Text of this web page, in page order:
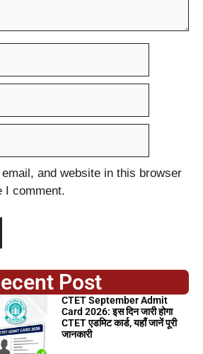
and website in this browser
I comment.
Post
CTET September Admit
Card 2026: इस दिन जारी होगा
CTET एडमिट कार्ड, यहाँ जानें पूरी
जानकारी